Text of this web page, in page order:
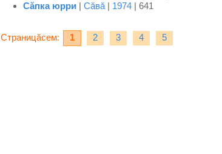
Сăпка юрри | Сăвă | 1974 | 641
Страницăсем: 1 2 3 4 5